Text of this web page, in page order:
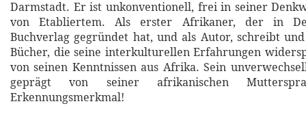
Darmstadt. Er ist unkonventionell, frei in seiner
von Etabliertem. Als erster Afrikaner, der in
Buchverlag gegründet hat, und als Autor, schreibt
Bücher, die seine interkulturellen Erfahrungen
von seinen Kenntnissen aus Afrika. Sein
geprägt von seiner afrikanischen
Erkennungsmerkmal!